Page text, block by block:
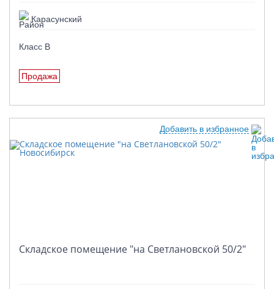
Карасунский
Класс B
Продажа
Добавить в избранное
Складское помещение "на Светлановской 50/2"